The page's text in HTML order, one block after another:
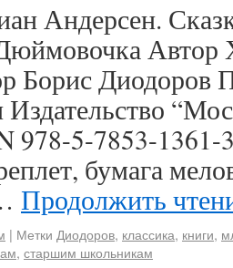
Андерсен.
Автор
Борис Диодоров
Издательство
978-5-7853-
бумага
Продолжить
| Метки Диодоров, классика, книги,
, старшим школьникам